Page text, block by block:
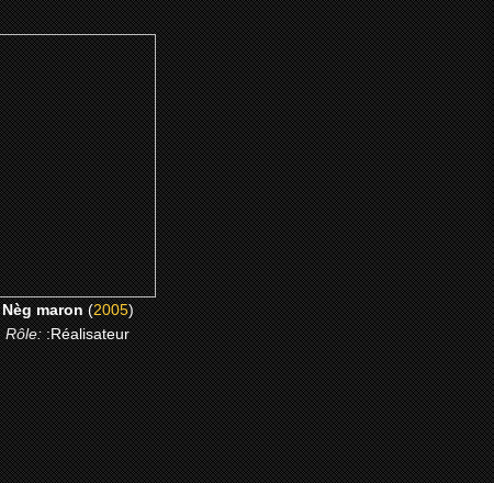
(2005)
Nèg maron
CLICK ME
Nèg maron(2005)
Rôle::Réalisateur